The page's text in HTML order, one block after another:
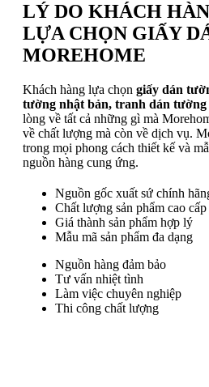
LÝ DO KHÁCH
LỰA CHỌN GIẤY
MOREHOME
Khách hàng lựa chọn giấy dán
tường nhật bản, tranh dán tường
lòng về tất cả những gì mà
về chất lượng mà còn về dịch vụ.
trong mọi phong cách thiết kế và
nguồn hàng cung ứng.
Nguồn gốc xuất sứ chính
Chất lượng sản phẩm cao cấp
Giá thành sản phẩm hợp lý
Mẫu mã sản phẩm đa dạng
Nguồn hàng đảm bảo
Tư vấn nhiệt tình
Làm việc chuyên nghiệp
Thi công chất lượng